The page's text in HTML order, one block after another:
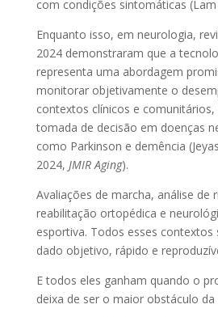
com condições sintomáticas
Enquanto isso, em neurologia,
2024 demonstraram que a
representa uma abordagem
monitorar objetivamente o
contextos clínicos e
tomada de decisão em doenças
como Parkinson e demência
2024, JMIR Aging).
Avaliações de marcha, análise de
reabilitação ortopédica e
esportiva. Todos esses contextos
dado objetivo, rápido e
E todos eles ganham quando o
deixa de ser o maior obstáculo da